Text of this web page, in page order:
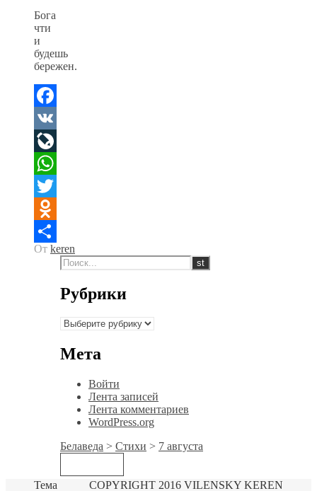
Бога
чти
и
будешь
бережен.
Facebook
VK
LiveJournal
WhatsApp
Twitter
Odnoklassniki
Отправить
От keren
Рубрики
Рубрики
Мета
Войти
Лента записей
Лента комментариев
WordPress.org
Белаведа > Стихи > 7 августа
COPYRIGHT 2016 VILENSKY KEREN
Тема